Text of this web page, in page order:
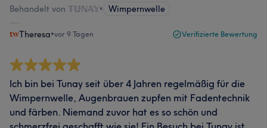
Behandelt von 𝕋𝕌ℕ𝔸𝕐• Wimpernwelle
Theresa•vor 9 Tagen Verifizierte Bewertung
Ich bin bei Tunay seit über 4 Jahren regelmäßig für die
Wimpernwelle, Augenbrauen zupfen mit Fadentechnik
und färben. Niemand zuvor hat es so schön und